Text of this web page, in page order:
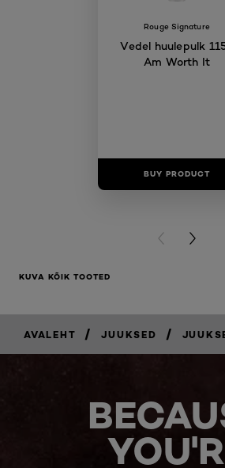
Rouge Signature
Vedel huulepulk
Am Worth It
BUY PRODUCT
PREVIOUS
NEXT
KUVA KÕIK TOOTED
AVALEHT / JUUKSED /